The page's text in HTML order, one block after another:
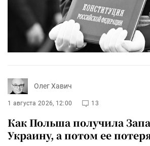
Олег Хавич
1 августа 2026, 12:00 13
Как Польша получила
Украину, а потом ее